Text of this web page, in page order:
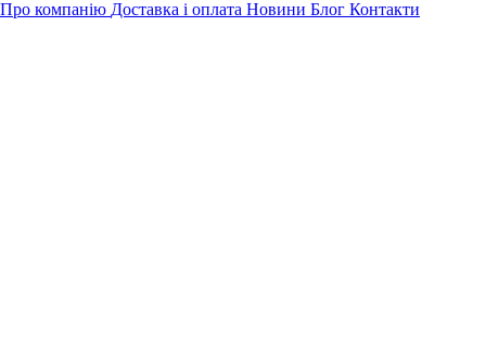
Про компанію Доставка і оплата Новини Блог Контакти